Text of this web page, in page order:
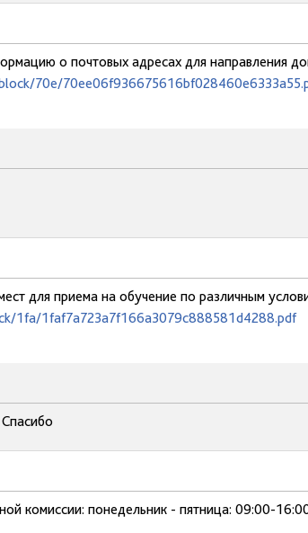
о почтовых адресах для направления
70e/
для приема на обучение по различным
1fa/1faf7a723a7f166a3079c888581d4288.pdf
комиссии: понедельник - пятница: 09:00-